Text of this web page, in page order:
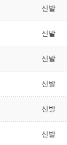
신발
신발
신발
신발
신발
신발